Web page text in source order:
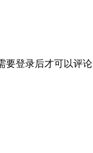
要登录后才可以评论